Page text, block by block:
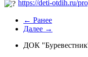
https://deti-otdih.ru/
← Ранее
Далее →
ДОК